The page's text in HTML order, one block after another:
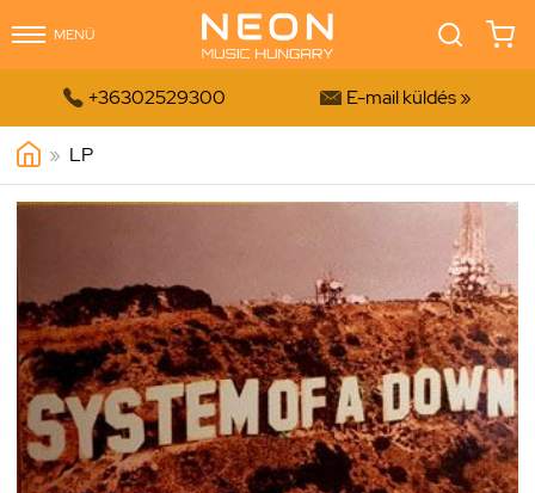
MENÜ
 +36302529300  E-mail küldés »
» LP